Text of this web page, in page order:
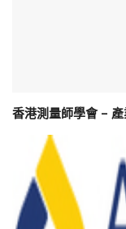
香港測量師學會 –